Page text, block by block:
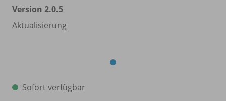
Version 2.0.5
Aktualisierung
Sofort verfügbar